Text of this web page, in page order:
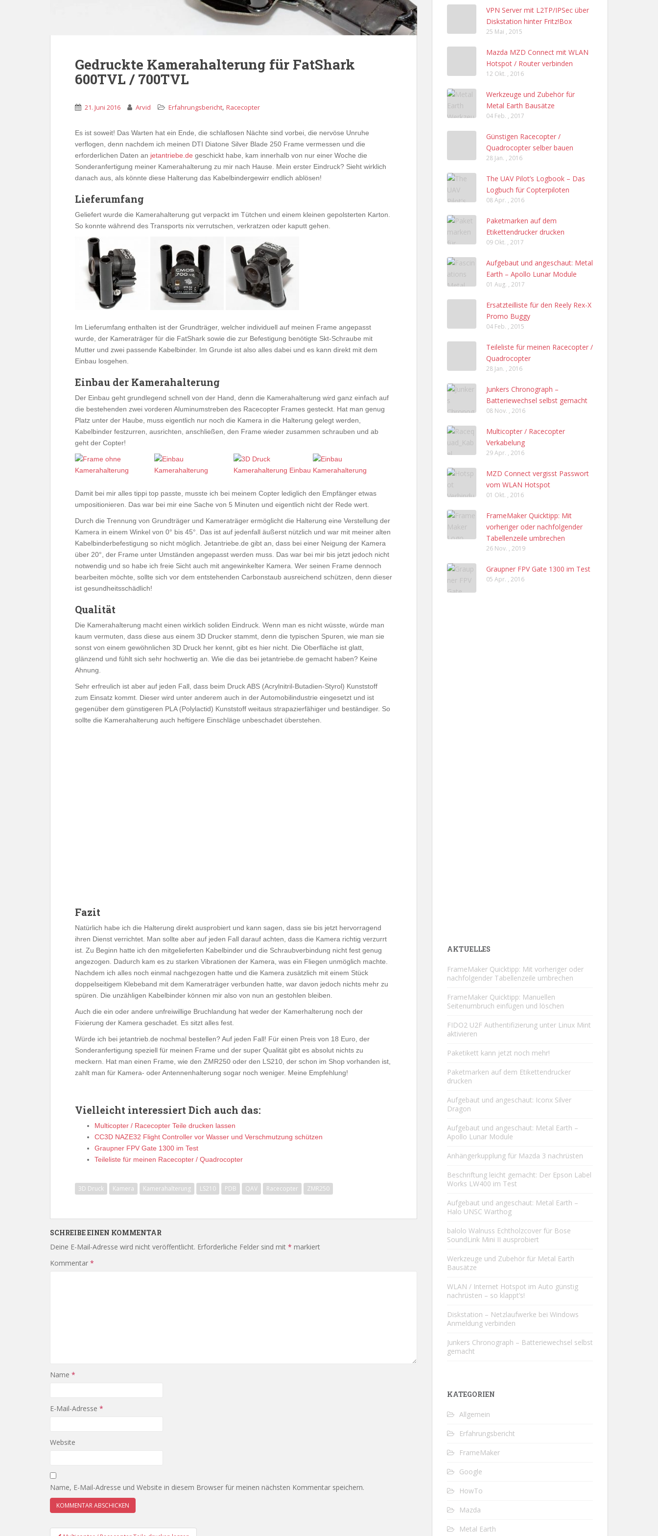
Gedruckte Kamerahalterung für FatShark
600TVL / 700TVL
21. Juni 2016 Arvid Erfahrungsbericht, Racecopter
Es ist soweit! Das Warten hat ein Ende, die schlaflosen Nächte sind vorbei, die nervöse Unruhe
verflogen, denn nachdem ich meinen DTI Diatone Silver Blade 250 Frame vermessen und die
erforderlichen Daten an jetantriebe.de geschickt habe, kam innerhalb von nur einer Woche die
Sonderanfertigung meiner Kamerahalterung zu mir nach Hause. Mein erster Eindruck? Sieht wirklich
danach aus, als könnte diese Halterung das Kabelbindergewirr endlich ablösen!
Lieferumfang
Geliefert wurde die Kamerahalterung gut verpackt im Tütchen und einem kleinen gepolsterten Karton.
So konnte während des Transports nix verrutschen, verkratzen oder kaputt gehen.
Im Lieferumfang enthalten ist der Grundträger, welcher individuell auf meinen Frame angepasst
wurde, der Kameraträger für die FatShark sowie die zur Befestigung benötigte Skt-Schraube mit
Mutter und zwei passende Kabelbinder. Im Grunde ist also alles dabei und es kann direkt mit dem
Einbau losgehen.
Einbau der Kamerahalterung
Der Einbau geht grundlegend schnell von der Hand, denn die Kamerahalterung wird ganz einfach auf
die bestehenden zwei vorderen Aluminumstreben des Racecopter Frames gesteckt. Hat man genug
Platz unter der Haube, muss eigentlich nur noch die Kamera in die Halterung gelegt werden,
Kabelbinder festzurren, ausrichten, anschließen, den Frame wieder zusammen schrauben und ab
geht der Copter!
Damit bei mir alles tippi top passte, musste ich bei meinem Copter lediglich den Empfänger etwas
umpositionieren. Das war bei mir eine Sache von 5 Minuten und eigentlich nicht der Rede wert.
Durch die Trennung von Grundträger und Kameraträger ermöglicht die Halterung eine Verstellung der
Kamera in einem Winkel von 0° bis 45°. Das ist auf jedenfall äußerst nützlich und war mit meiner alten
Kabelbinderbefestigung so nicht möglich. Jetantriebe.de gibt an, dass bei einer Neigung der Kamera
über 20°, der Frame unter Umständen angepasst werden muss. Das war bei mir bis jetzt jedoch nicht
notwendig und so habe ich freie Sicht auch mit angewinkelter Kamera. Wer seinen Frame dennoch
bearbeiten möchte, sollte sich vor dem entstehenden Carbonstaub ausreichend schützen, denn dieser
ist gesundheitsschädlich!
Qualität
Die Kamerahalterung macht einen wirklich soliden Eindruck. Wenn man es nicht wüsste, würde man
kaum vermuten, dass diese aus einem 3D Drucker stammt, denn die typischen Spuren, wie man sie
sonst von einem gewöhnlichen 3D Druck her kennt, gibt es hier nicht. Die Oberfläche ist glatt,
glänzend und fühlt sich sehr hochwertig an. Wie die das bei jetantriebe.de gemacht haben? Keine
Ahnung.
Sehr erfreulich ist aber auf jeden Fall, dass beim Druck ABS (Acrylnitril-Butadien-Styrol) Kunststoff
zum Einsatz kommt. Dieser wird unter anderem auch in der Automobilindustrie eingesetzt und ist
gegenüber dem günstigeren PLA (Polylactid) Kunststoff weitaus strapazierfähiger und beständiger. So
sollte die Kamerahalterung auch heftigere Einschläge unbeschadet überstehen.
Fazit
Natürlich habe ich die Halterung direkt ausprobiert und kann sagen, dass sie bis jetzt hervorragend
ihren Dienst verrichtet. Man sollte aber auf jeden Fall darauf achten, dass die Kamera richtig verzurrt
ist. Zu Beginn hatte ich den mitgelieferten Kabelbinder und die Schraubverbindung nicht fest genug
angezogen. Dadurch kam es zu starken Vibrationen der Kamera, was ein Fliegen unmöglich machte.
Nachdem ich alles noch einmal nachgezogen hatte und die Kamera zusätzlich mit einem Stück
doppelseitigem Klebeband mit dem Kameraträger verbunden hatte, war davon jedoch nichts mehr zu
spüren. Die unzähligen Kabelbinder können mir also von nun an gestohlen bleiben.
Auch die ein oder andere unfreiwillige Bruchlandung hat weder der Kamerhalterung noch der
Fixierung der Kamera geschadet. Es sitzt alles fest.
Würde ich bei jetantrieb.de nochmal bestellen? Auf jeden Fall! Für einen Preis von 18 Euro, der
Sonderanfertigung speziell für meinen Frame und der super Qualität gibt es absolut nichts zu
meckern. Hat man einen Frame, wie den ZMR250 oder den LS210, der schon im Shop vorhanden ist,
zahlt man für Kamera- oder Antennenhalterung sogar noch weniger. Meine Empfehlung!
Vielleicht interessiert Dich auch das:
Multicopter / Racecopter Teile drucken lassen
CC3D NAZE32 Flight Controller vor Wasser und Verschmutzung schützen
Graupner FPV Gate 1300 im Test
Teileliste für meinen Racecopter / Quadrocopter
3D Druck Kamera Kamerahalterung LS210 PDB QAV Racecopter ZMR250
SCHREIBE EINEN KOMMENTAR
Deine E-Mail-Adresse wird nicht veröffentlicht. Erforderliche Felder sind mit * markiert
Kommentar *
Name *
E-Mail-Adresse *
Website
Name, E-Mail-Adresse und Website in diesem Browser für meinen nächsten Kommentar speichern.
VPN Server mit L2TP/IPSec über
Diskstation hinter Fritz!Box
25 Mai , 2015
Mazda MZD Connect mit WLAN
Hotspot / Router verbinden
12 Okt. , 2016
Werkzeuge und Zubehör für
Metal Earth Bausätze
04 Feb. , 2017
Günstigen Racecopter /
Quadrocopter selber bauen
28 Jan. , 2016
The UAV Pilot’s Logbook – Das
Logbuch für Copterpiloten
08 Apr. , 2016
Paketmarken auf dem
Etikettendrucker drucken
09 Okt. , 2017
Aufgebaut und angeschaut: Metal
Earth – Apollo Lunar Module
01 Aug. , 2017
Ersatzteilliste für den Reely Rex-X
Promo Buggy
04 Feb. , 2015
Teileliste für meinen Racecopter /
Quadrocopter
28 Jan. , 2016
Junkers Chronograph –
Batteriewechsel selbst gemacht
08 Nov. , 2016
Multicopter / Racecopter
Verkabelung
29 Apr. , 2016
MZD Connect vergisst Passwort
vom WLAN Hotspot
01 Okt. , 2016
FrameMaker Quicktipp: Mit
vorheriger oder nachfolgender
Tabellenzeile umbrechen
26 Nov. , 2019
Graupner FPV Gate 1300 im Test
05 Apr. , 2016
AKTUELLES
FrameMaker Quicktipp: Mit vorheriger oder
nachfolgender Tabellenzeile umbrechen
FrameMaker Quicktipp: Manuellen
Seitenumbruch einfügen und löschen
FIDO2 U2F Authentifizierung unter Linux Mint
aktivieren
Paketikett kann jetzt noch mehr!
Paketmarken auf dem Etikettendrucker
drucken
Aufgebaut und angeschaut: Iconx Silver
Dragon
Aufgebaut und angeschaut: Metal Earth –
Apollo Lunar Module
Anhängerkupplung für Mazda 3 nachrüsten
Beschriftung leicht gemacht: Der Epson Label
Works LW400 im Test
Aufgebaut und angeschaut: Metal Earth –
Halo UNSC Warthog
balolo Walnuss Echtholzcover für Bose
SoundLink Mini II ausprobiert
Werkzeuge und Zubehör für Metal Earth
Bausätze
WLAN / Internet Hotspot im Auto günstig
nachrüsten – so klappt’s!
Diskstation – Netzlaufwerke bei Windows
Anmeldung verbinden
Junkers Chronograph – Batteriewechsel selbst
gemacht
KATEGORIEN
Allgemein
Erfahrungsbericht
FrameMaker
Google
HowTo
Mazda
Metal Earth